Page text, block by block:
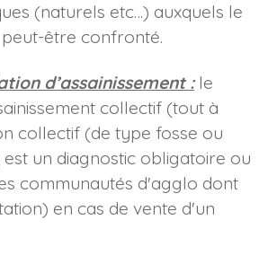
(naturels etc…) auxquels le
être confronté.
d’assainissement :le
collectif (tout à
collectif (de type fosse ou
un diagnostic obligatoire ou
communautés d'agglo dont
en cas de vente d'un